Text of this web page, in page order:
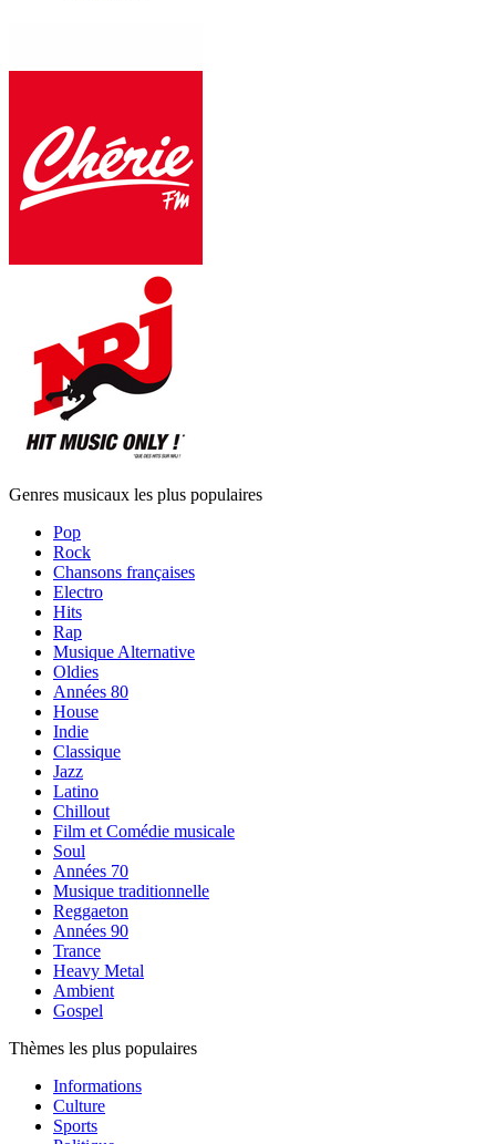
Genres musicaux les plus populaires
Pop
Rock
Chansons françaises
Electro
Hits
Rap
Musique Alternative
Oldies
Années 80
House
Indie
Classique
Jazz
Latino
Chillout
Film et Comédie musicale
Soul
Années 70
Musique traditionnelle
Reggaeton
Années 90
Trance
Heavy Metal
Ambient
Gospel
Thèmes les plus populaires
Informations
Culture
Sports